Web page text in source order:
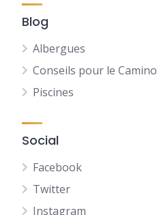
Blog
Albergues
Conseils pour le Camino
Piscines
Social
Facebook
Twitter
Instagram